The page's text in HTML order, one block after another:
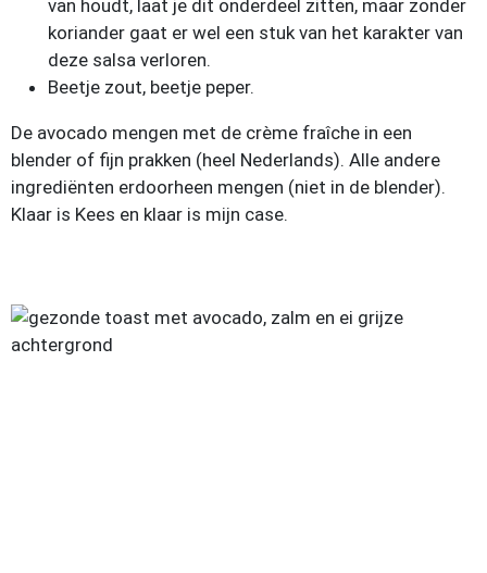
van houdt, laat je dit onderdeel zitten, maar zonder
koriander gaat er wel een stuk van het karakter van
deze salsa verloren.
Beetje zout, beetje peper.
De avocado mengen met de crème fraîche in een
blender of fijn prakken (heel Nederlands). Alle andere
ingrediënten erdoorheen mengen (niet in de blender).
Klaar is Kees en klaar is mijn case.